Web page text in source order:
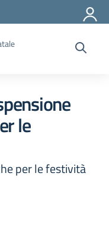
le
per le festività